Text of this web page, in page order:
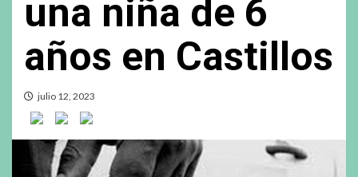
una niña de 6
años en Castillos
julio 12, 2023